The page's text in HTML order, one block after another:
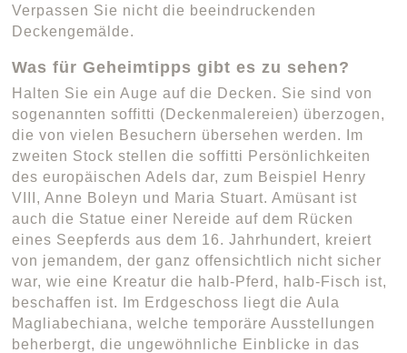
Verpassen Sie nicht die beeindruckenden
Deckengemälde.
Was für Geheimtipps gibt es zu sehen?
Halten Sie ein Auge auf die Decken. Sie sind von
sogenannten soffitti (Deckenmalereien) überzogen,
die von vielen Besuchern übersehen werden. Im
zweiten Stock stellen die soffitti Persönlichkeiten
des europäischen Adels dar, zum Beispiel Henry
VIII, Anne Boleyn und Maria Stuart. Amüsant ist
auch die Statue einer Nereide auf dem Rücken
eines Seepferds aus dem 16. Jahrhundert, kreiert
von jemandem, der ganz offensichtlich nicht sicher
war, wie eine Kreatur die halb-Pferd, halb-Fisch ist,
beschaffen ist. Im Erdgeschoss liegt die Aula
Magliabechiana, welche temporäre Ausstellungen
beherbergt, die ungewöhnliche Einblicke in das